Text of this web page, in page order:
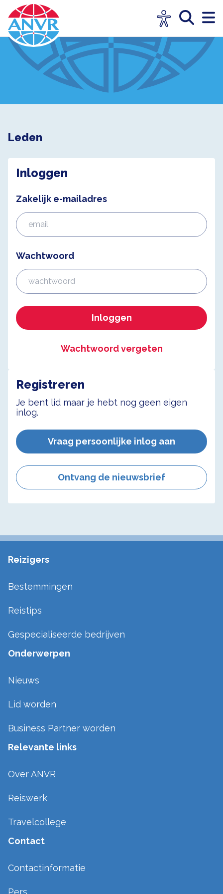
Leden
Inloggen
Zakelijk e-mailadres
Wachtwoord
Inloggen
Wachtwoord vergeten
Registreren
Je bent lid maar je hebt nog geen eigen
inlog.
Vraag persoonlijke inlog aan
Ontvang de nieuwsbrief
Reizigers
Bestemmingen
Reistips
Gespecialiseerde bedrijven
Onderwerpen
Nieuws
Lid worden
Business Partner worden
Relevante links
Over ANVR
Reiswerk
Travelcollege
Contact
Contactinformatie
Pers